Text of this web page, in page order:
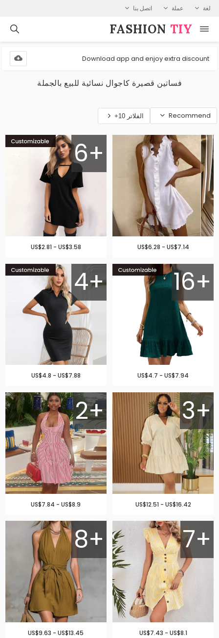
لغة عملة اتصل بنا
FASHION⁠ TIY
Download app and enjoy extra discount
فساتين قصيرة كاجوال نسائية للبيع بالجملة
Recommend الفلاتر 10+
US$6.28 - US$7.14
6+
US$2.81 - US$3.58
16+
US$4.7 - US$7.94
4+
US$4.8 - US$7.88
3+
US$12.51 - US$16.42
2+
US$7.84 - US$8.9
7+
US$7.43 - US$8.1
8+
US$9.63 - US$13.45